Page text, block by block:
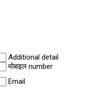
Additional detail
मोबाइल number
Email